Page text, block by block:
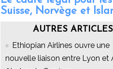
Suisse, Norvège et
AUTRES ARTICLES
Ethiopian Airlines ouvre une
nouvelle liaison entre Lyon et